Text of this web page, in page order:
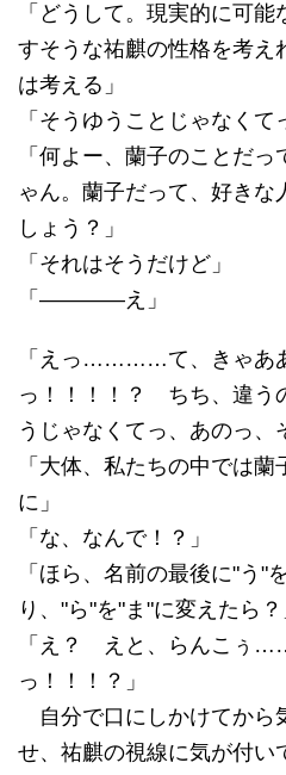
「どうして。現実的に可
すそうな祐麒の性格を考え
は考える」
「そうゆうことじゃなくて
「何よー、蘭子のことだ
ゃん。蘭子だって、好きな
しょう？」
「それはそうだけど」
「――――え」
「えっ…………て、きゃあ
っ！！！！？ ちち、違う
うじゃなくてっ、あのっ、
「大体、私たちの中では
に」
「な、なんで！？」
「ほら、名前の最後に"う"
り、"ら"を"ま"に変えたら？
「え？ えと、らんこ
っ！！！？」
自分で口にしかけてから
せ、祐麒の視線に気が付い